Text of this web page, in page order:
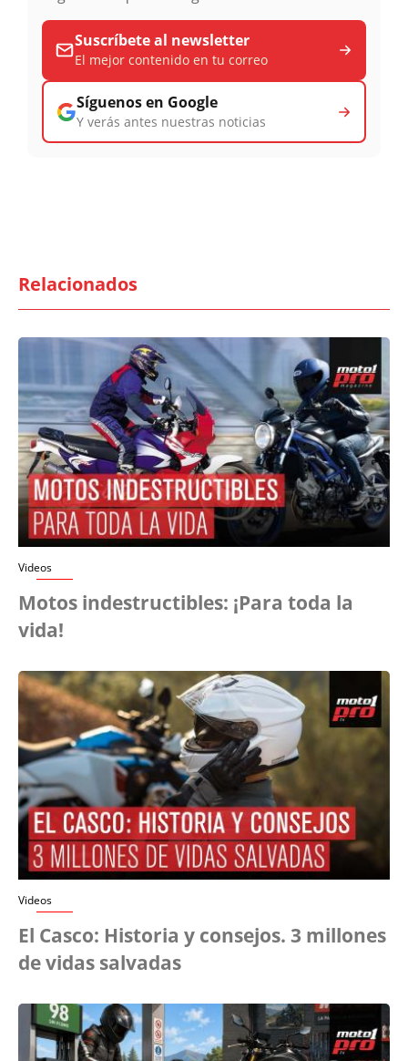
Suscríbete al newsletter
El mejor contenido en tu correo
Síguenos en Google
Y verás antes nuestras noticias
Relacionados
Videos
Motos indestructibles: ¡Para toda la
vida!
Videos
El Casco: Historia y consejos. 3 millones
de vidas salvadas